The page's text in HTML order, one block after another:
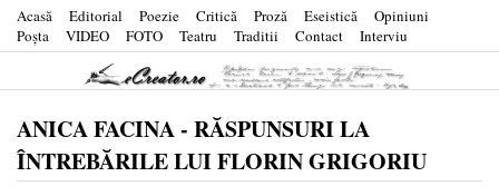
Acasă Editorial Poezie Critică Proză Eseistică
Opiniuni
Poşta
VIDEO FOTO Teatru Traditii Contact Interviu
ANICA FACINA - RĂSPUNSURI LA
ÎNTREBĂRILE LUI FLORIN GRIGORIU